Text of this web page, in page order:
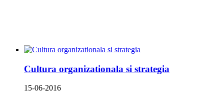
Cultura organizationala si strategia
15-06-2016